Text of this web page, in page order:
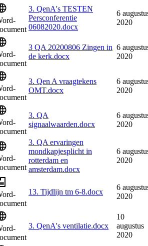
3. QenA's TESTEN
Persconferentie
06082020.docx
6
2020
3 QA 20200806 Zingen in
de kerk.docx
6
2020
3. Qen A vraagtekens
OMT.docx
6
2020
3. QA
signaalwaarden.docx
6
2020
3. QA ervaringen
mondkapjesplicht in
rotterdam en
amsterdam.docx
6
2020
13. Tijdlijn tm 6-8.docx
6
2020
3. QenA's ventilatie.docx
10
augustus
2020